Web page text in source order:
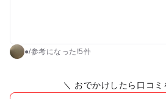
腕立て伏せ回数対決を挑んだところ負
スタッフ集まるのでしょうか？ さて、私がオススメするのはG
●/参考になった!5件
＼ おでかけしたら口コミ